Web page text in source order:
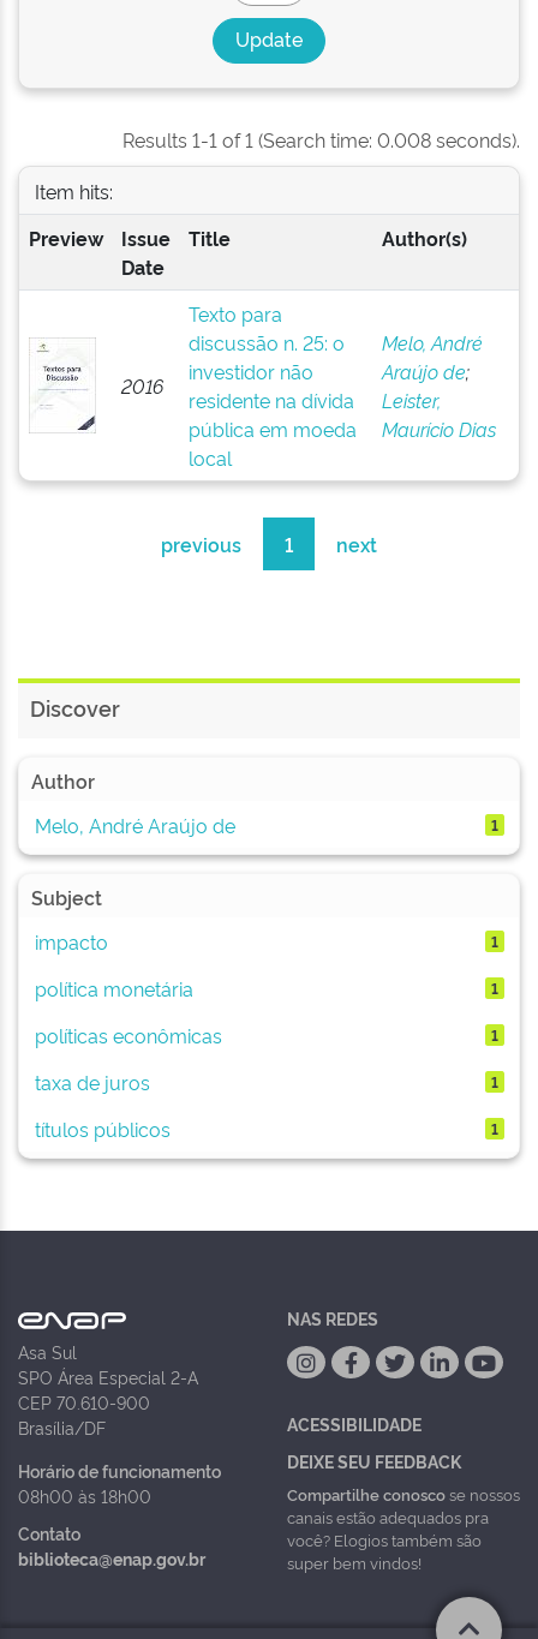
Results 1-1 of 1 (Search time: 0.008 seconds).
Item hits:
Preview
Issue
Date
Title Author(s)
2016
Texto para
discussão n. 25: o
investidor não
residente na dívida
pública em moeda
local
Melo, André
Araújo de;
Leister,
Maurício Dias
previous 1 next
Discover
Author
Melo, André Araújo de
1
Subject
impacto
1
política monetária 1
políticas econômicas 1
taxa de juros 1
títulos públicos 1
Asa Sul
SPO Área Especial 2-A
CEP 70.610-900
Brasília/DF
Horário de funcionamento
08h00 às 18h00
Contato
biblioteca@enap.gov.br
NAS REDES
ACESSIBILIDADE
DEIXE SEU FEEDBACK
Compartilhe conoscose nossos
canais estão adequados pra
você? Elogios também são
super bem vindos!